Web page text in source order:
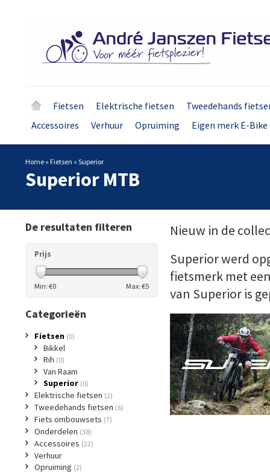
Fietsen Elektrische fietsen
Tweedehands
Accessoires
Verhuur Opruiming Eigen merk E-
Home » Fietsen » Superior
Superior MTB
Nieuw in de
Superior werd
fietsmerk met
van Superior is
De resultaten filteren
Prijs
Min: €0 Max: €5
Categorieën
Fietsen (0)
Bikkel
Rih (0)
Van Raam
Superior (0)
Elektrische fietsen (2)
Tweedehands fietsen (6)
Fiets ombouwsets (7)
Onderdelen (38)
Accessoires (22)
Verhuur
Opruiming (2)